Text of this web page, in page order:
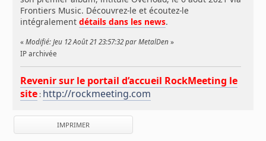
Frontiers Music. Découvrez-le et écoutez-le
intégralementdétails dans les news.
«Modifié: Jeu 12 Août 21 23:57:32 par MetalDen »
IP archivée
Revenir sur le portail d’accueil RockMeeting le
site : http://rockmeeting.com
IMPRIMER